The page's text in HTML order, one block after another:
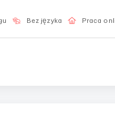
Bez języka Praca